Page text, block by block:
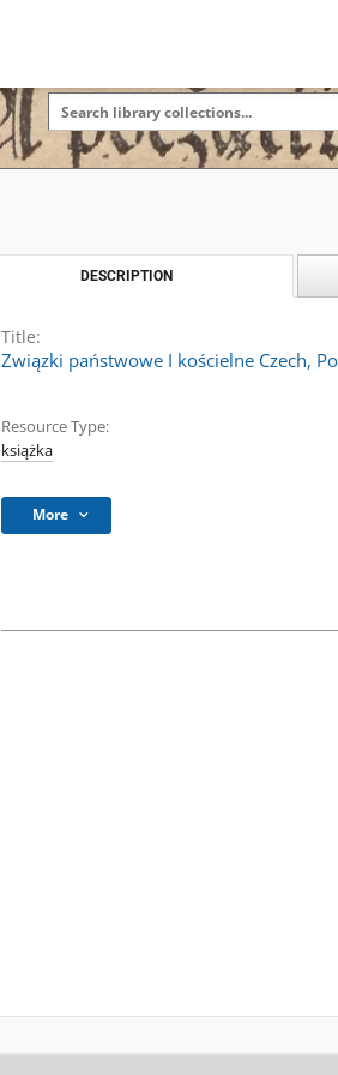
DESCRIPTION
Title:
Związki państwowe I kościelne Czech,
Resource Type:
książka
More